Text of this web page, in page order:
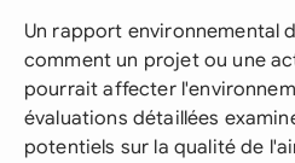
Un rapport environnemental
comment un projet ou une
pourrait affecter
évaluations détaillées
potentiels sur la qualité de